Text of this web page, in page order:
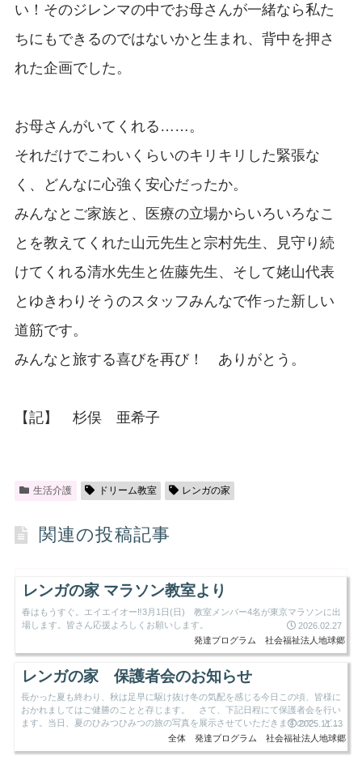
い！そのジレンマの中でお母さんが一緒なら私た
ちにもできるのではないかと生まれ、背中を押さ
れた企画でした。
お母さんがいてくれる……。
それだけでこわいくらいのキリキリした緊張な
く、どんなに心強く安心だったか。
みんなとご家族と、医療の立場からいろいろなこ
とを教えてくれた山元先生と宗村先生、見守り続
けてくれる清水先生と佐藤先生、そして姥山代表
とゆきわりそうのスタッフみんなで作った新しい
道筋です。
みんなと旅する喜びを再び！ ありがとう。
【記】 杉俣 亜希子
生活介護 ドリーム教室 レンガの家
関連の投稿記事
レンガの家 マラソン教室より
春はもうすぐ。エイエイオー‼3月1日(日) 教室メンバー4名が東京マラソンに出
場します。皆さん応援よろしくお願いします。
2026.02.27
発達プログラム
社会福祉法人地球郷
レンガの家 保護者会のお知らせ
長かった夏も終わり、秋は足早に駆け抜け冬の気配を感じる今日この頃、皆様に
おかれましてはご健勝のことと存じます。 さて、下記日程にて保護者会を行い
ます。当日、夏のひみつひみつの旅の写真を展示させていただきますので、どう
2025.11.13
全体
発達プログラム 社会福祉法人地球郷